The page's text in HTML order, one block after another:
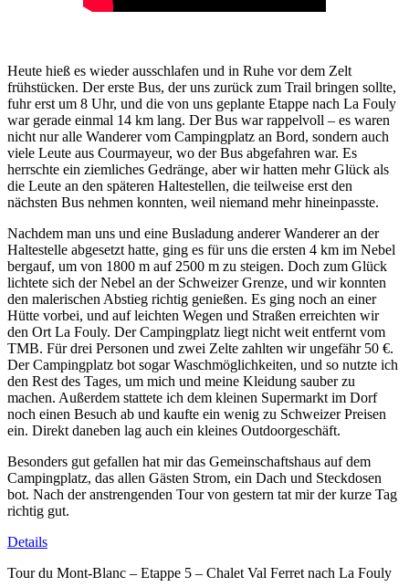
Heute hieß es wieder ausschlafen und in Ruhe vor dem Zelt
frühstücken. Der erste Bus, der uns zurück zum Trail bringen sollte,
fuhr erst um 8 Uhr, und die von uns geplante Etappe nach La Fouly
war gerade einmal 14 km lang. Der Bus war rappelvoll – es waren
nicht nur alle Wanderer vom Campingplatz an Bord, sondern auch
viele Leute aus Courmayeur, wo der Bus abgefahren war. Es
herrschte ein ziemliches Gedränge, aber wir hatten mehr Glück als
die Leute an den späteren Haltestellen, die teilweise erst den
nächsten Bus nehmen konnten, weil niemand mehr hineinpasste.
Nachdem man uns und eine Busladung anderer Wanderer an der
Haltestelle abgesetzt hatte, ging es für uns die ersten 4 km im Nebel
bergauf, um von 1800 m auf 2500 m zu steigen. Doch zum Glück
lichtete sich der Nebel an der Schweizer Grenze, und wir konnten
den malerischen Abstieg richtig genießen. Es ging noch an einer
Hütte vorbei, und auf leichten Wegen und Straßen erreichten wir
den Ort La Fouly. Der Campingplatz liegt nicht weit entfernt vom
TMB. Für drei Personen und zwei Zelte zahlten wir ungefähr 50 €.
Der Campingplatz bot sogar Waschmöglichkeiten, und so nutzte ich
den Rest des Tages, um mich und meine Kleidung sauber zu
machen. Außerdem stattete ich dem kleinen Supermarkt im Dorf
noch einen Besuch ab und kaufte ein wenig zu Schweizer Preisen
ein. Direkt daneben lag auch ein kleines Outdoorgeschäft.
Besonders gut gefallen hat mir das Gemeinschaftshaus auf dem
Campingplatz, das allen Gästen Strom, ein Dach und Steckdosen
bot. Nach der anstrengenden Tour von gestern tat mir der kurze Tag
richtig gut.
Details
Tour du Mont-Blanc – Etappe 5 – Chalet Val Ferret nach La Fouly